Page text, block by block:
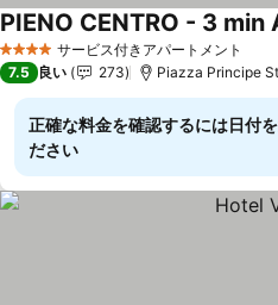
4 ホテルのランクサービス付きアパートメント
PIENO CENTRO - 3 min
7.5 良い 273 Piazza Principe
正確な料金を確認するには日付
ださい